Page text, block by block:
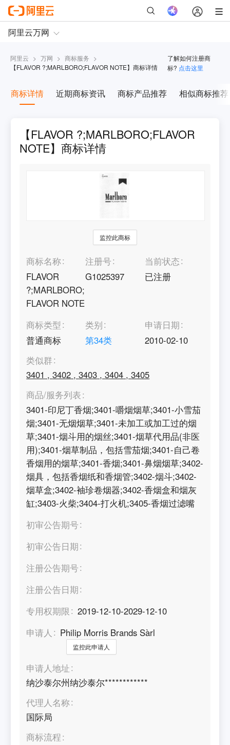
阿里云 > 万网 > 商标服务 >
【FLAVOR ?;MARLBORO;FLAVOR NOTE】商标详情
了解如何注册商
标? 点击这里
商标详情 近期商标资讯 商标产品推荐 相似商标推荐
【FLAVOR ?;MARLBORO;FLAVOR
NOTE】商标详情
监控此商标
商标名称
FLAVOR
?;MARLBORO;
FLAVOR NOTE
注册号
G1025397
当前状态
已注册
商标类型
普通商标
类别
第34类
申请日期
2010-02-10
类似群
3401 ,3402 ,3403 ,3404 ,3405
商品/服务列表
3401-印尼丁香烟;3401-嚼烟烟草;3401-小雪茄
烟;3401-无烟烟草;3401-未加工或加工过的烟
草;3401-烟斗用的烟丝;3401-烟草代用品(非医
用);3401-烟草制品，包括雪茄烟;3401-自己卷
香烟用的烟草;3401-香烟;3401-鼻烟烟草;3402-
烟具，包括香烟纸和香烟管;3402-烟斗;3402-
烟草盒;3402-袖珍卷烟器;3402-香烟盒和烟灰
缸;3403-火柴;3404-打火机;3405-香烟过滤嘴
初审公告期号
初审公告日期
注册公告期号
注册公告日期
专用权期限
2019-12-10-2029-12-10
申请人
Philip Morris Brands Sàrl
监控此申请人
申请人地址
纳沙泰尔州纳沙泰尔************
代理人名称
国际局
商标流程